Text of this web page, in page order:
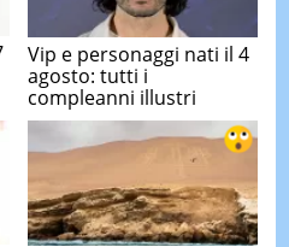
Vip e personaggi nati il 4
agosto: tutti i
compleanni illustri